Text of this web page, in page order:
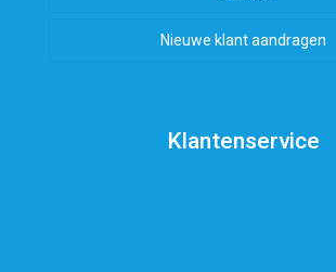
Nieuwe klant aandragen
Klantenservice